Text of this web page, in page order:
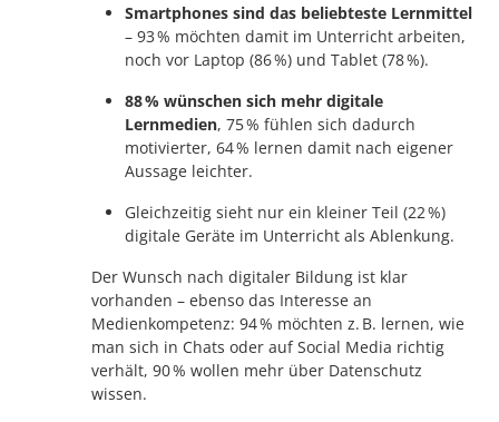
Smartphones sind das beliebteste Lernmittel
– 93 % möchten damit im Unterricht arbeiten,
noch vor Laptop (86 %) und Tablet (78 %).
88 % wünschen sich mehr digitale
Lernmedien, 75 % fühlen sich dadurch
motivierter, 64 % lernen damit nach eigener
Aussage leichter.
Gleichzeitig sieht nur ein kleiner Teil (22 %)
digitale Geräte im Unterricht als Ablenkung.
Der Wunsch nach digitaler Bildung ist klar
vorhanden – ebenso das Interesse an
Medienkompetenz: 94 % möchten z. B. lernen, wie
man sich in Chats oder auf Social Media richtig
verhält, 90 % wollen mehr über Datenschutz
wissen.